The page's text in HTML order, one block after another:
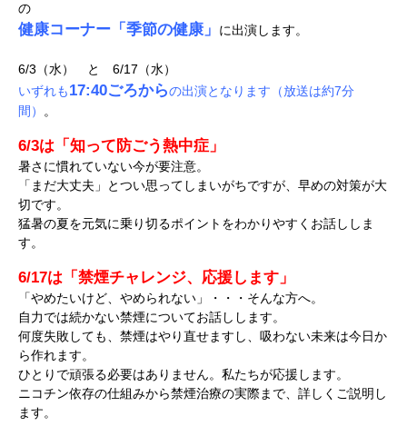
の
健康コーナー「季節の健康」 に出演します。
6/3（水） と 6/17（水）
いずれも17:40ごろからの出演となります（放送は約7分
間）
。
6/3は「知って防ごう熱中症」
暑さに慣れていない今が要注意。
「まだ大丈夫」とつい思ってしまいがちですが、早めの対策が大
切です。
猛暑の夏を元気に乗り切るポイントをわかりやすくお話ししま
す。
6/17は「禁煙チャレンジ、応援します」
「やめたいけど、やめられない」・・・そんな方へ。
自力では続かない禁煙についてお話しします。
何度失敗しても、禁煙はやり直せますし、吸わない未来は今日か
ら作れます。
ひとりで頑張る必要はありません。私たちが応援します。
ニコチン依存の仕組みから禁煙治療の実際まで、詳しくご説明し
ます。